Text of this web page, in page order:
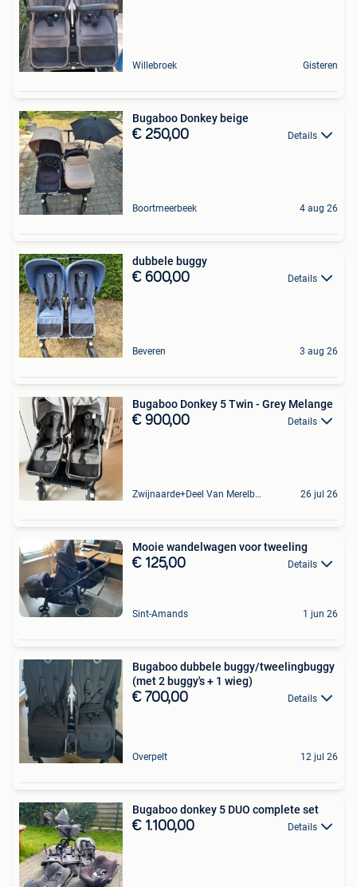
Willebroek Gisteren
Bugaboo Donkey beige
€ 250,00 Details
Boortmeerbeek 4 aug 26
dubbele buggy
€ 600,00 Details
Beveren 3 aug 26
Bugaboo Donkey 5 Twin - Grey Melange
€ 900,00 Details
Zwijnaarde+Deel Van Merelbeke 26 jul 26
Mooie wandelwagen voor tweeling
€ 125,00 Details
Sint-Amands 1 jun 26
Bugaboo dubbele buggy/tweelingbuggy
(met 2 buggy's + 1 wieg)
€ 700,00 Details
Overpelt 12 jul 26
Bugaboo donkey 5 DUO complete set
€ 1.100,00 Details